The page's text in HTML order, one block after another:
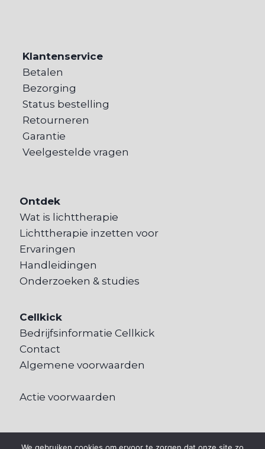
Klantenservice
Betalen
Bezorging
Status bestelling
Retourneren
Garantie
Veelgestelde vragen
Ontdek
Wat is lichttherapie
Lichttherapie inzetten voor
Ervaringen
Handleidingen
Onderzoeken & studies
Cellkick
Bedrijfsinformatie Cellkick
Contact
Algemene voorwaarden
Actie voorwaarden